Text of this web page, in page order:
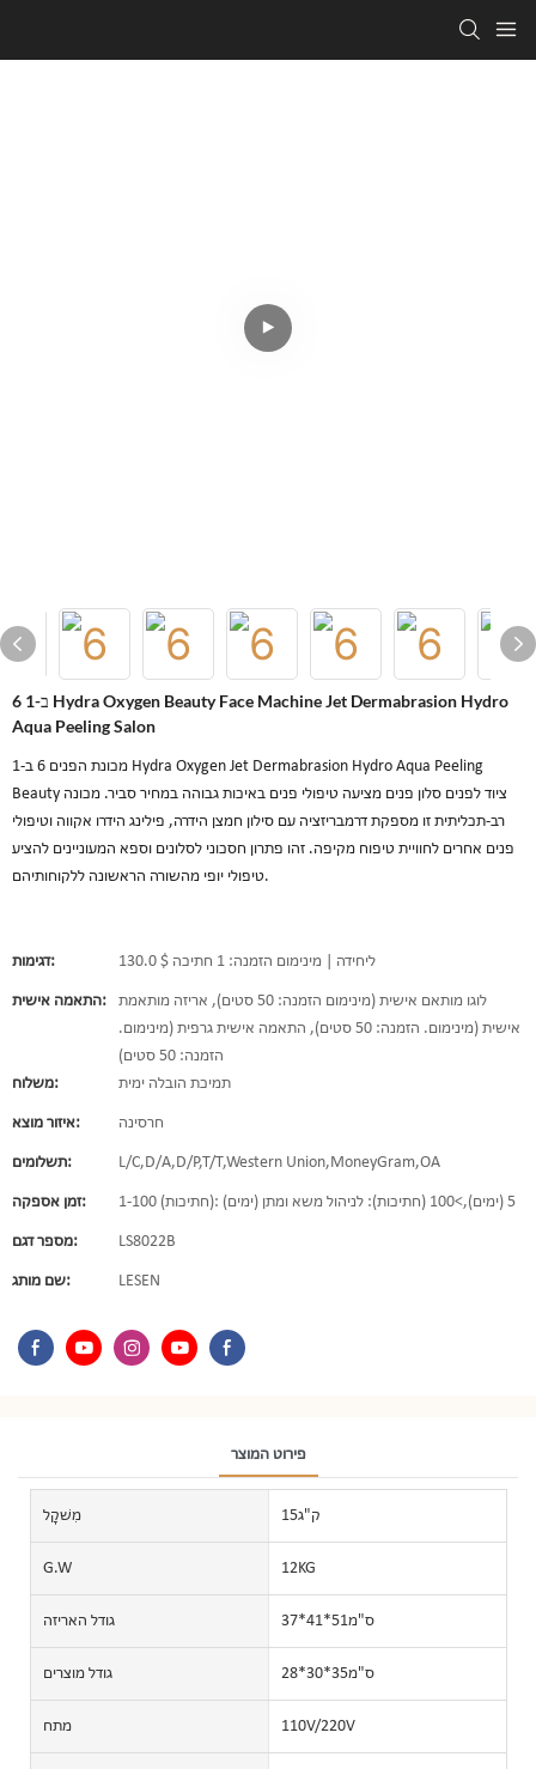
6 ב-1 Hydra Oxygen Beauty Face Machine Jet Dermabrasion Hydro
Aqua Peeling Salon
מכונת הפנים 6 ב-1 Hydra Oxygen Jet Dermabrasion Hydro Aqua Peeling
Beauty ציוד לפנים סלון פנים מציעה טיפולי פנים באיכות גבוהה במחיר סביר. מכונה
רב-תכליתית זו מספקת דרמבריזציה עם סילון חמצן הידרה, פילינג הידרו אקווה וטיפולי
פנים אחרים לחוויית טיפוח מקיפה. זהו פתרון חסכוני לסלונים וספא המעוניינים להציע
טיפולי יופי מהשורה הראשונה ללקוחותיהם.
דגימות: 130.0 $ ליחידה | מינימום הזמנה: 1 חתיכה
התאמה אישית:
לוגו מותאם אישית (מינימום הזמנה: 50 סטים), אריזה מותאמת
אישית (מינימום. הזמנה: 50 סטים), התאמה אישית גרפית (מינימום.
הזמנה: 50 סטים)
משלוח:
תמיכת הובלה ימית
איזור מוצא: חרסינה
תשלומים: L/C,D/A,D/P,T/T,Western Union,MoneyGram,OA
זמן אספקה: 1-100 (חתיכות): 5 (ימים),>100 (חתיכות): לניהול משא ומתן (ימים)
מספר דגם: LS8022B
שם מותג: LESEN
פירוט המוצר
מִשׁקָל ק"ג15
G.W 12KG
גודל האריזה ס"מ51*41*37
גודל מוצרים ס"מ35*30*28
מתח 110V/220V